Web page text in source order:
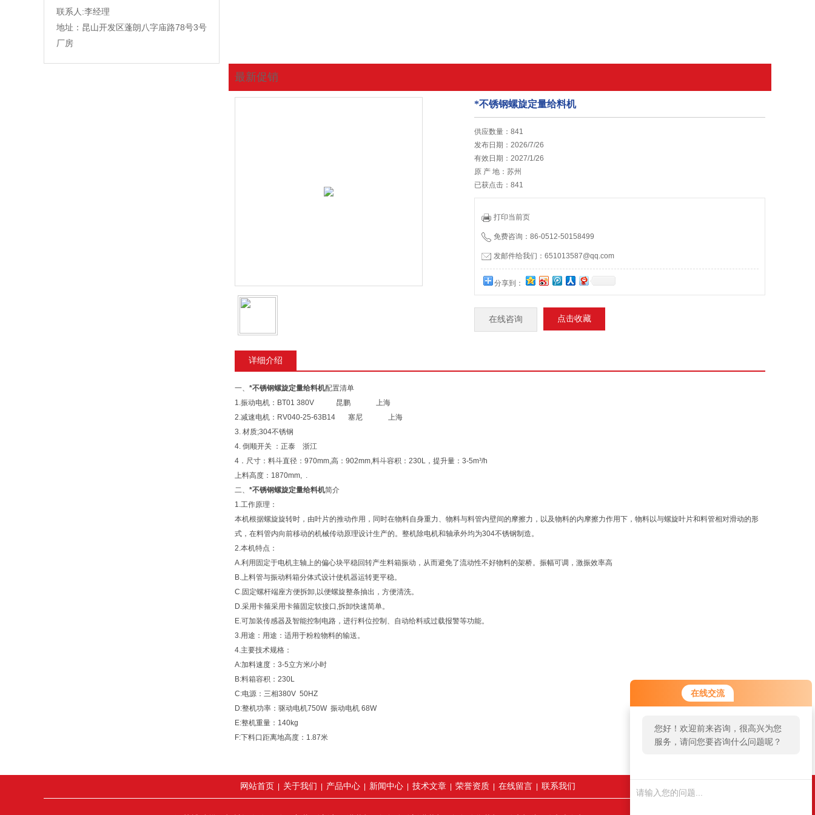
在线交流
您好！欢迎前来咨询，很高兴为您
服务，请问您要咨询什么问题呢？
联系人:李经理
地址：昆山开发区蓬朗八字庙路78号3号
厂房
最新促销
*不锈钢螺旋定量给料机
供应数量：841
发布日期：2026/7/26
有效日期：2027/1/26
原 产 地：苏州
已获点击：841
打印当前页
免费咨询：86-0512-50158499
发邮件给我们：651013587@qq.com
分享到：
在线咨询 点击收藏
详细介绍
一、 *不锈钢螺旋定量给料机配置清单
1.振动电机：BT01 380V 昆鹏 上海
2.减速电机：RV040-25-63B14 塞尼 上海
3. 材质;304不锈钢
4. 倒顺开关 ：正泰 浙江
4．尺寸：料斗直径：970mm,高：902mm,料斗容积：230L，提升量：3-5m³/h
上料高度：1870mm, .
二、 *不锈钢螺旋定量给料机简介
1.工作原理：
本机根据螺旋旋转时，由叶片的推动作用，同时在物料自身重力、物料与料管内壁间的摩擦力，以及物料的内摩擦力作用下，物料以与螺旋叶片和料管相对滑动的形
式，在料管内向前移动的机械传动原理设计生产的。整机除电机和轴承外均为304不锈钢制造。
2.本机特点：
A.利用固定于电机主轴上的偏心块平稳回转产生料箱振动，从而避免了流动性不好物料的架桥。振幅可调，激振效率高
B.上料管与振动料箱分体式设计使机器运转更平稳。
C.固定螺杆端座方便拆卸,以便螺旋整条抽出，方便清洗。
D.采用卡箍采用卡箍固定软接口,拆卸快速简单。
E.可加装传感器及智能控制电路，进行料位控制、自动给料或过载报警等功能。
3.用途：用途：适用于粉粒物料的输送。
4.主要技术规格：
A:加料速度：3-5立方米/小时
B:料箱容积：230L
C:电源：三相380V 50HZ
D:整机功率：驱动电机750W 振动电机 68W
E:整机重量：140kg
F:下料口距离地高度：1.87米
网站首页 关于我们 产品中心| 新闻中心| 技术文章| 荣誉资质| 在线留言 联系我们